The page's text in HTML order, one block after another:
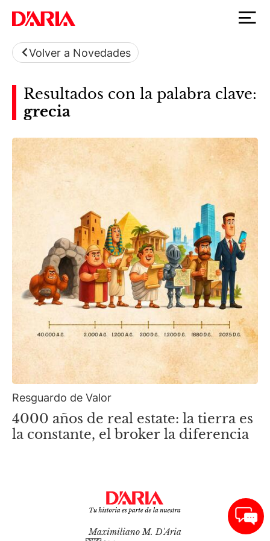
Volver a Novedades
Resultados con la palabra clave:
grecia
Resguardo de Valor
4000 años de real estate: la tierra es
la constante, el broker la diferencia
Maximiliano M. D'Aria